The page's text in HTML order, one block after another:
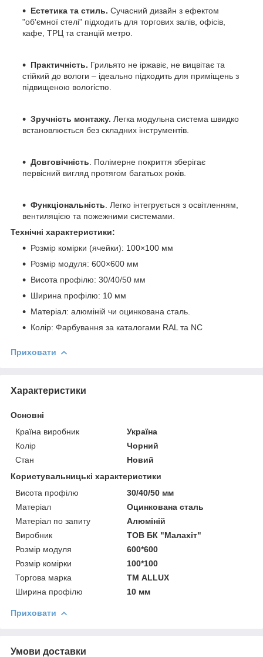
Естетика та стиль. Сучасний дизайн з ефектом
"об'ємної стелі" підходить для торгових залів, офісів,
кафе, ТРЦ та станцій метро.
Практичність. Грильято не іржавіє, не вицвітає та
стійкий до вологи – ідеально підходить для приміщень з
підвищеною вологістю.
Зручність монтажу. Легка модульна система швидко
встановлюється без складних інструментів.
Довговічність . Полімерне покриття зберігає
первісний вигляд протягом багатьох років.
Функціональність . Легко інтегрується з освітленням,
вентиляцією та пожежними системами.
Технічні характеристики:
Розмір комірки (ячейки): 100×100 мм
Розмір модуля: 600×600 мм
Висота профілю: 30/40/50 мм
Ширина профілю: 10 мм
Матеріал: алюміній чи оцинкована сталь.
Колір: Фарбування за каталогами RAL та NC
Приховати
Характеристики
Основні
Країна виробник
Україна
Колір
Чорний
Стан
Новий
Користувальницькі характеристики
Висота профілю
30/40/50 мм
Матеріал
Оцинкована сталь
Матеріал по запиту
Алюміній
Виробник
ТОВ БК "Малахіт"
Розмір модуля
600*600
Розмір комірки
100*100
Торгова марка
ТМ ALLUX
Ширина профілю
10 мм
Приховати
Умови доставки